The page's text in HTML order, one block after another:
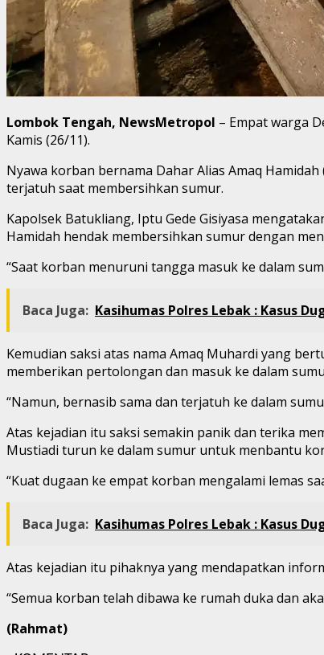
Lombok Tengah, NewsMetropol – Empat warga
Kamis (26/11).
Nyawa korban bernama Dahar Alias Amaq
terjatuh saat membersihkan sumur.
Kapolsek Batukliang, Iptu Gede Gisiyasa
Hamidah hendak membersihkan sumur dengan
“Saat korban menuruni tangga masuk ke dalam
Baca Juga: Kasihumas Polres Lebak : Kasus
Kemudian saksi atas nama Amaq Muhardi yang
memberikan pertolongan dan masuk ke dalam
“Namun, bernasib sama dan terjatuh ke dalam
Atas kejadian itu saksi semakin panik dan terika
Mustiadi turun ke dalam sumur untuk menbantu
“Kuat dugaan ke empat korban mengalami lemas
Baca Juga: Kasihumas Polres Lebak : Kasus
Atas kejadian itu pihaknya yang mendapatkan
“Semua korban telah dibawa ke rumah duka dan
(Rahmat)